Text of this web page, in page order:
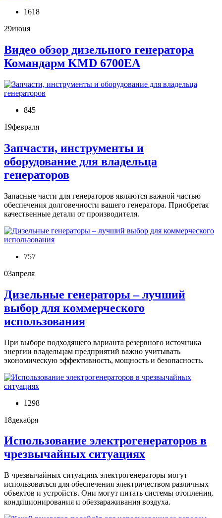
1618
29июня
Видео обзор дизельного генератора
Командарм KMD 6700EA
845
19февраля
Запчасти, инструменты и
оборудование для владельца
генераторов
Запасные части для генераторов являются важной частью
обеспечения долговечности вашего генератора. Приобретая
качественные детали от производителя.
757
03апреля
Дизельные генераторы – лучший
выбор для коммерческого
использования
При выборе подходящего варианта резервного источника
энергии владельцам предприятий важно учитывать
экономическую эффективность, мощность и безопасность.
1298
18декабря
Использование электрогенераторов в
чрезвычайных ситуациях
В чрезвычайных ситуациях электрогенераторы могут
использоваться для обеспечения электричеством различных
объектов и устройств. Они могут питать системы отопления,
кондиционирования и обеззараживания воздуха.